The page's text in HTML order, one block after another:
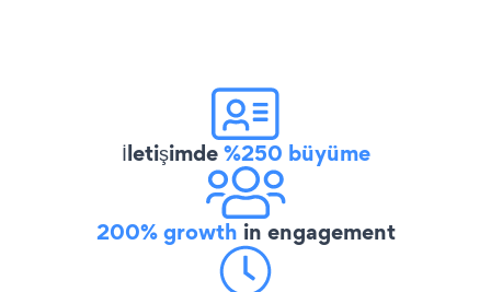
İletişimde%250 büyüme
200% growth in engagement